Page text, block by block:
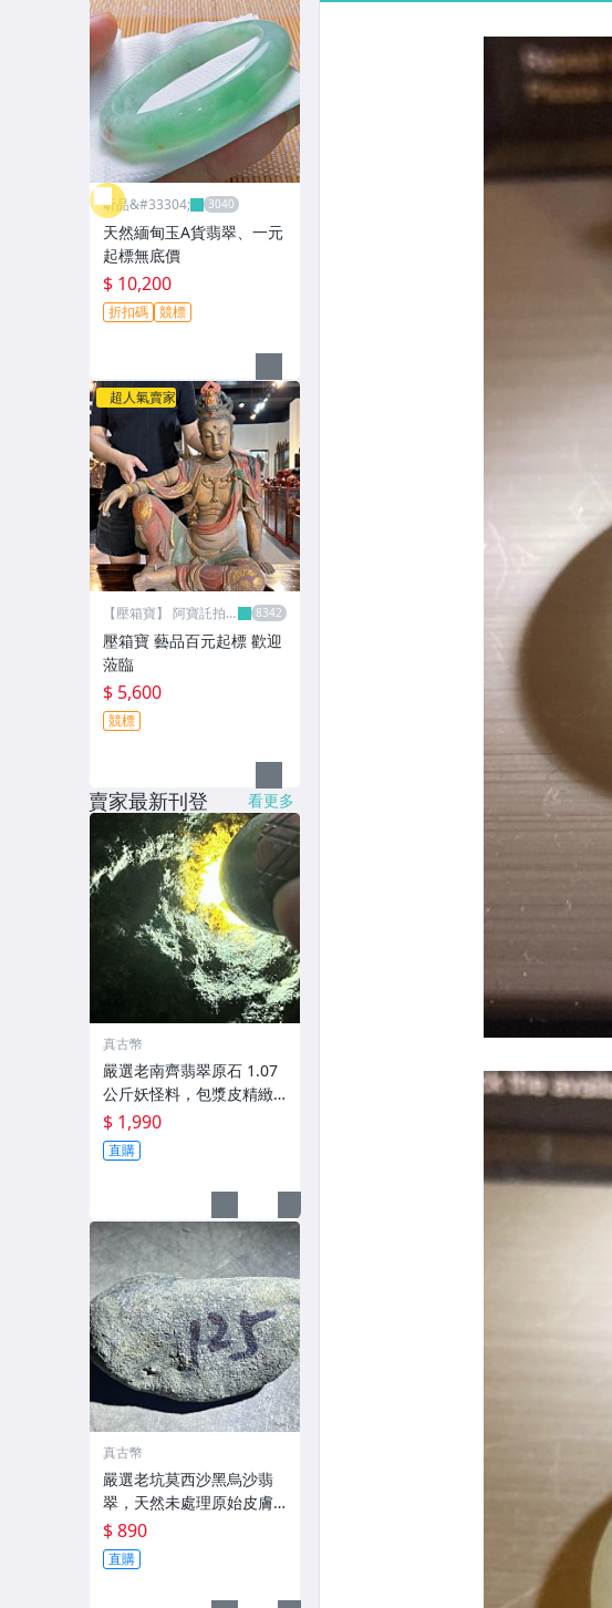
昕品&#33304;
天然緬甸玉A貨翡翠、一元
起標無底價
$ 10,200
折扣碼 競標
超人氣賣家
【壓箱寶】 阿寶託拍
壓箱寶 藝品百元起標 歡迎
蒞臨
$ 5,600
競標
賣家最新刊登 看更多
真古幣
嚴選老南齊翡翠原石 1.07
公斤妖怪料，包漿皮精緻
美韻，自然斷口呈現古樸
風華，喜愛者不容錯過！
南齊 緬甸翡翠 原石
$ 1,990
直購
真古幣
嚴選老坑莫西沙黑烏沙翡
翠，天然未處理原始皮膚
光澤，125克限量搶購中！
南齊·木那·會卡·大馬坎 嚴
選老坑莫西沙黑烏沙翡
翠，天然未處理原始皮膚
$ 890
直購